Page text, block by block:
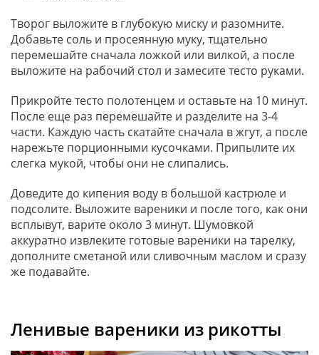
Творог выложите в глубокую миску и разомните.
Добавьте соль и просеянную муку, тщательно
перемешайте сначала ложкой или вилкой, а после
выложите на рабочий стол и замесите тесто руками.
Прикройте тесто полотенцем и оставьте на 10 минут.
После еще раз перемешайте и разделите на 3-4
части. Каждую часть скатайте сначала в жгут, а после
нарежьте порционными кусочками. Припылите их
слегка мукой, чтобы они не слипались.
Доведите до кипения воду в большой кастрюле и
подсолите. Выложите вареники и после того, как они
всплывут, варите около 3 минут. Шумовкой
аккуратно извлеките готовые вареники на тарелку,
дополните сметаной или сливочным маслом и сразу
же подавайте.
Ленивые вареники из рикотты